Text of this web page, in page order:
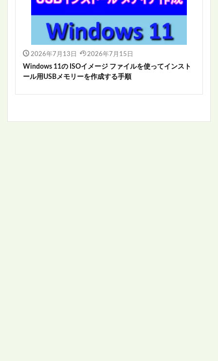
2026年7月13日 2026年7月15日
Windows 11の ISOイメージ ファイルを使ってインスト
ール用USBメモリーを作成する手順